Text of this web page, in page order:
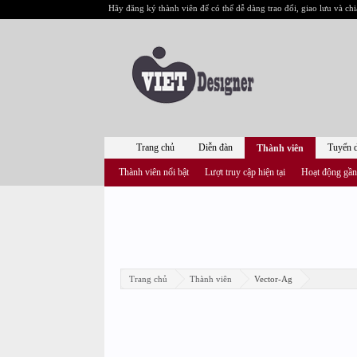
Hãy đăng ký thành viên để có thể dễ dàng trao đổi, giao lưu và
Trang chủ Thành viên Vector-Ag
Trang chủ Diễn đàn Thành viên
Thành viên nổi bật Lượt truy cập hiện tại Hoạt động
Tuyển